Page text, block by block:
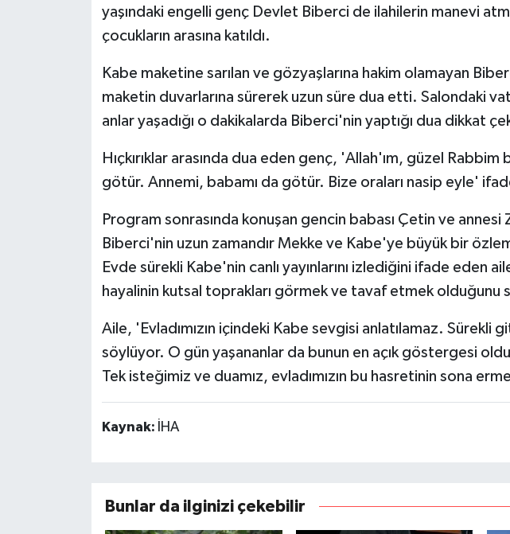
yaşındaki engelli genç Devlet Biberci de ilahilerin manevi
çocukların arasına katıldı.
Kabe maketine sarılan ve gözyaşlarına hakim olamayan
maketin duvarlarına sürerek uzun süre dua etti. Salondaki
anlar yaşadığı o dakikalarda Biberci'nin yaptığı dua dikkat
Hıçkırıklar arasında dua eden genç, 'Allah'ım, güzel
götür. Annemi, babamı da götür. Bize oraları nasip eyle'
Program sonrasında konuşan gencin babası Çetin ve
Biberci'nin uzun zamandır Mekke ve Kabe'ye büyük bir
Evde sürekli Kabe'nin canlı yayınlarını izlediğini ifade eden
hayalinin kutsal toprakları görmek ve tavaf etmek olduğunu
Aile, 'Evladımızın içindeki Kabe sevgisi anlatılamaz. Sürekli
söylüyor. O gün yaşananlar da bunun en açık göstergesi
Tek isteğimiz ve duamız, evladımızın bu hasretinin sona
Kaynak: İHA
Bunlar da ilginizi çekebilir